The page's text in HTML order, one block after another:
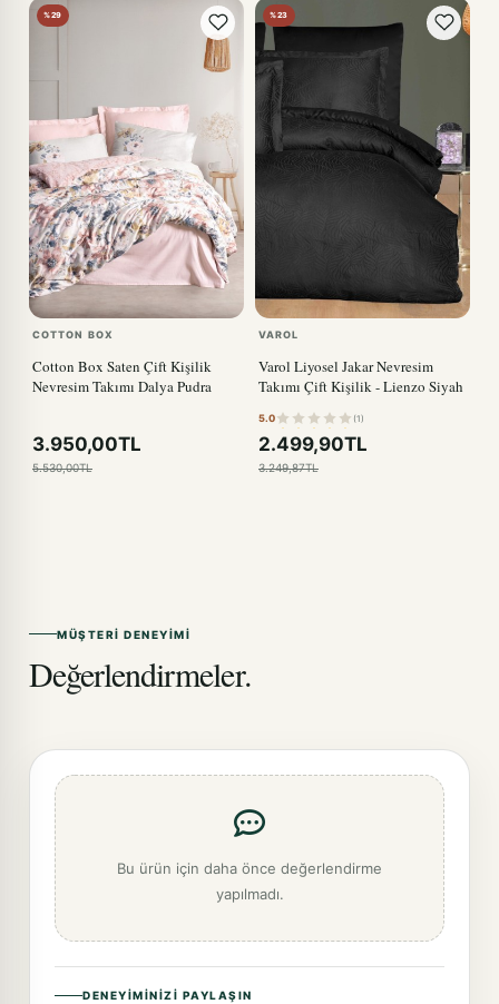
%29
COTTON BOX
Cotton Box Saten Çift Kişilik
Nevresim Takımı Dalya Pudra
3.950,00TL
5.530,00TL
%23
VAROL
Varol Liyosel Jakar Nevresim
Takımı Çift Kişilik - Lienzo Siyah
5.0 (1)
2.499,90TL
3.249,87TL
MÜŞTERI DENEYIMI
Değerlendirmeler.
Bu ürün için daha önce değerlendirme
yapılmadı.
DENEYIMINIZI PAYLAŞIN